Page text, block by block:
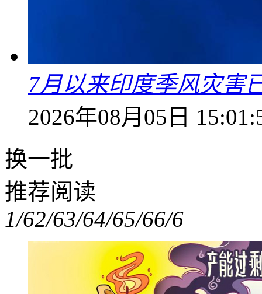
7月以来印度季风灾害
2026年08月05日
换一批
推荐阅读
1/62/63/64/65/66/6